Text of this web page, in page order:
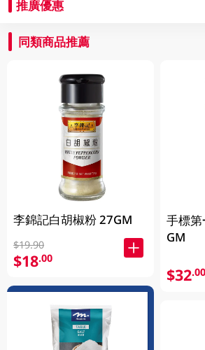
推廣優惠
同類商品推薦
李錦記白胡椒粉 27GM
$19.90
$18.00
手標
GM
$32.00